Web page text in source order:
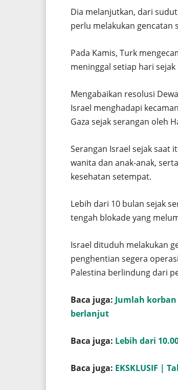
Dia melanjutkan, dari
perlu melakukan gencatan
Pada Kamis, Turk
meninggal setiap hari sejak
Mengabaikan resolusi
Israel menghadapi
Gaza sejak serangan oleh
Serangan Israel sejak saat
wanita dan anak-anak,
kesehatan setempat.
Lebih dari 10 bulan sejak
tengah blokade yang
Israel dituduh melakukan
penghentian segera
Palestina berlindung dari
Baca juga: Jumlah
berlanjut
Baca juga: Lebih dari
Baca juga: EKSKLUSIF |